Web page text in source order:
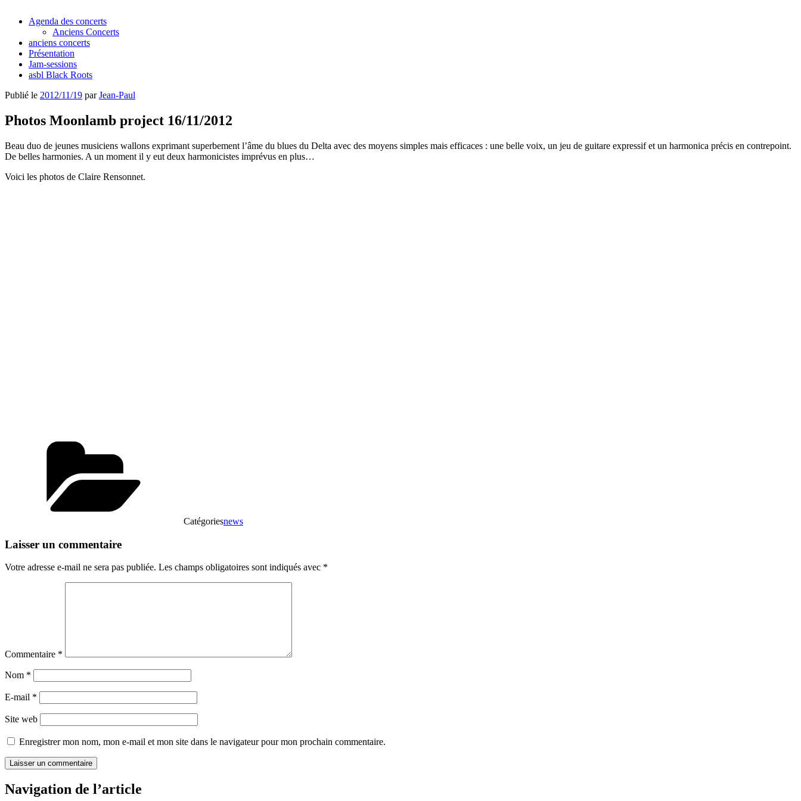
Agenda des concerts
Anciens Concerts
anciens concerts
Présentation
Jam-sessions
asbl Black Roots
Publié le 2012/11/19 parJean-Paul
Photos Moonlamb project 16/11/2012
Beau duo de jeunes musiciens wallons exprimant superbement l’âme du blues du Delta avec des moyens simples mais efficaces : une belle voix, un jeu de guitare expressif et un harmonica précis en contrepoint.
De belles harmonies. A un moment il y eut deux harmonicistes imprévus en plus…
Voici les photos de Claire Rensonnet.
Catégoriesnews
Laisser un commentaire
Votre adresse e-mail ne sera pas publiée. Les champs obligatoires sont indiqués avec *
Commentaire *
Nom *
E-mail *
Site web
Enregistrer mon nom, mon e-mail et mon site dans le navigateur pour mon prochain commentaire.
Navigation de l’article